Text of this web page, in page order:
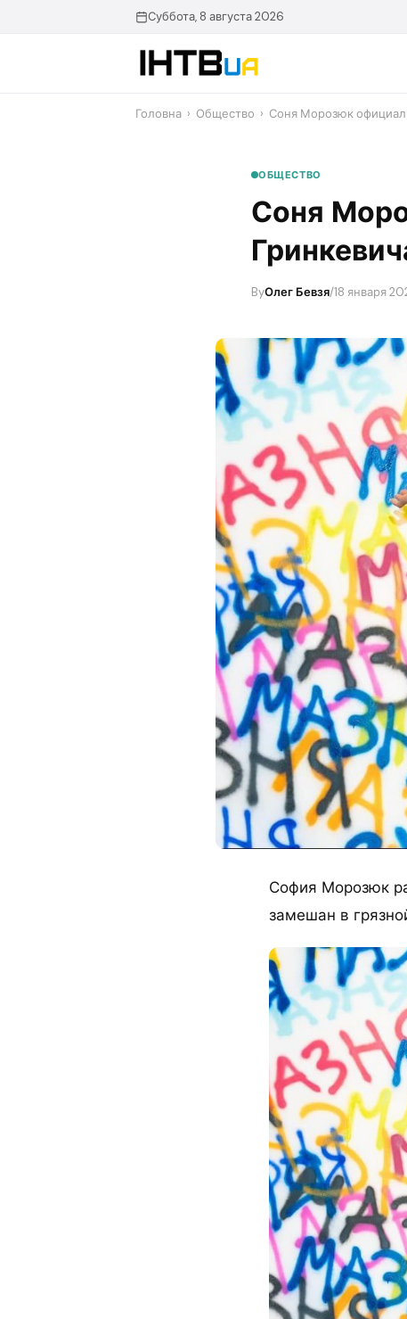
Суббота, 8 августа 2026
Головна › Общество › ​Соня Морозюк
ОБЩЕСТВО
​Соня
ByОлег Бевзя/18 января
София Морозюк
замешан в